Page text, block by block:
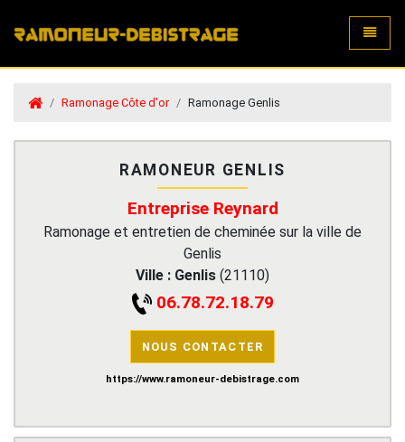
Ramonage Côte d'or Ramonage Genlis
RAMONEUR GENLIS
Entreprise Reynard
Ramonage et entretien de cheminée sur la ville de
Genlis
Ville : Genlis (21110)
06.78.72.18.79
NOUS CONTACTER
https://www.ramoneur-debistrage.com